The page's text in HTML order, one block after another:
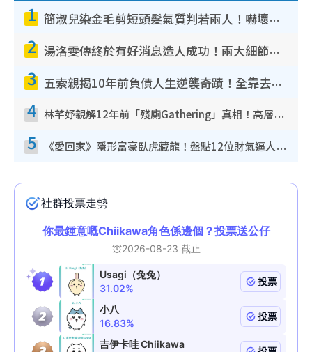
1 簡淑兒染金毛剪短頭髮氣質判若兩人！嚇壞老公麥大力都認唔出：「你做咩事？」
2 湯洛雯傳終於有好消息造人成功！兩大細節曝孕味極濃惹猜測：大肚婆先會咁！
3 五索親揭10年前負債人生逆襲奇蹟！全靠去一地方轉運後即遇上馬先生
4 林芊妤親解12年前「殘廁Gathering」真相！高層解約一句話重創尊嚴至今拒返TVB
5 《愛回家》隱形富豪臥虎藏龍！盤點12位財氣逼人的有錢藝人：呢位靚女3億身家唔憂做